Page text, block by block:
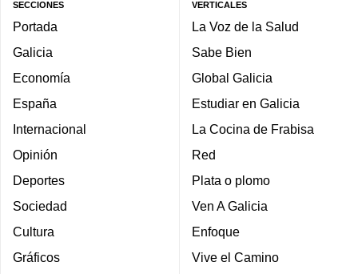
SECCIONES
Portada
Galicia
Economía
España
Internacional
Opinión
Deportes
Sociedad
Cultura
Gráficos
VERTICALES
La Voz de la Salud
Sabe Bien
Global Galicia
Estudiar en Galicia
La Cocina de Frabisa
Red
Plata o plomo
Ven A Galicia
Enfoque
Vive el Camino